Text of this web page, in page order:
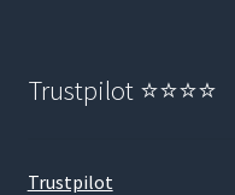
Trustpilot ⭐⭐⭐⭐
Trustpilot